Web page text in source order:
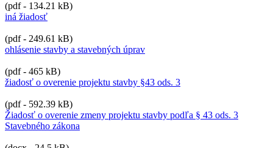
(pdf - 134.21 kB)
iná žiadosť
(pdf - 249.61 kB)
ohlásenie stavby a stavebných úprav
(pdf - 465 kB)
žiadosť o overenie projektu stavby §43 ods. 3
(pdf - 592.39 kB)
Žiadosť o overenie zmeny projektu stavby podľa § 43 ods. 3
Stavebného zákona